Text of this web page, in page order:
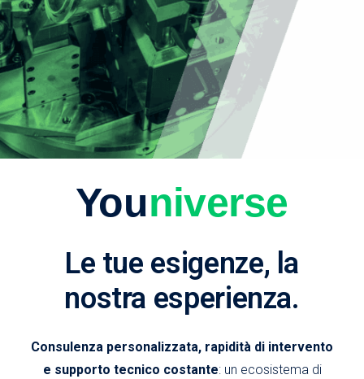
Youniverse
Le tue esigenze, la
nostra esperienza.
Consulenza personalizzata, rapidità di intervento
e supporto tecnico costante: un ecosistema di